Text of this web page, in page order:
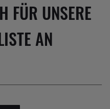
FÜR UNSERE
AN